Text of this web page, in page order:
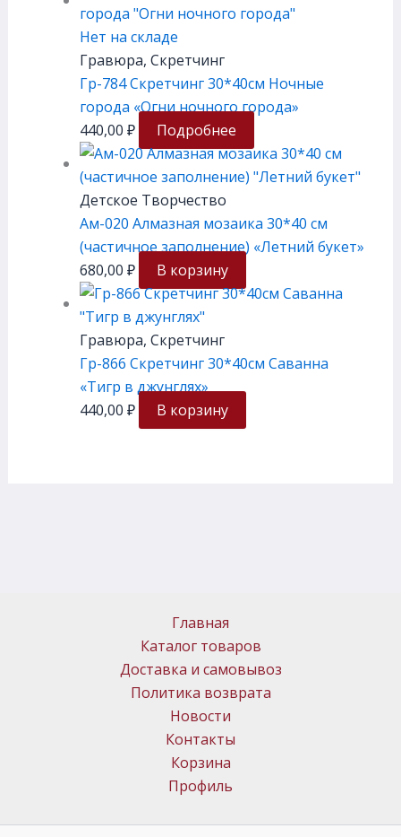
Нет на складе
Гравюра, Скретчинг
Гр-784 Скретчинг 30*40см Ночные
города «Огни ночного города»
440,00 ₽ Подробнее
Детское Творчество
Ам-020 Алмазная мозаика 30*40 см
(частичное заполнение) «Летний букет»
680,00 ₽ В корзину
Гравюра, Скретчинг
Гр-866 Скретчинг 30*40см Саванна
«Тигр в джунглях»
440,00 ₽ В корзину
Главная
Каталог товаров
Доставка и самовывоз
Политика возврата
Новости
Контакты
Корзина
Профиль